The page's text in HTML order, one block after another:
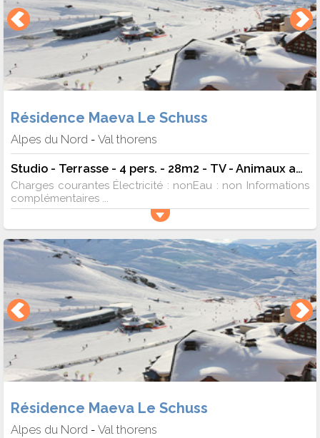
Résidence Maeva Le Schuss
Alpes du Nord - Val thorens
Studio - Terrasse - 4 pers. - 28m2 - TV - Animaux admis
Charges courantes Électricité : nonEau : non Informations
complémentaires ...
Résidence Maeva Le Schuss
Alpes du Nord - Val thorens